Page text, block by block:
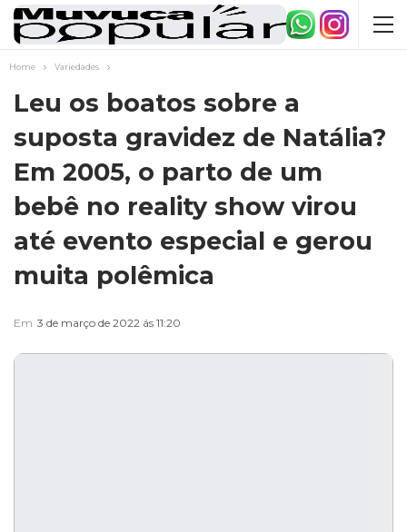
Home Variedades
Leu os boatos sobre a
suposta gravidez de Natália?
Em 2005, o parto de um
bebê no reality show virou
até evento especial e gerou
muita polêmica
Em 3 de março de 2022 ás 11:20